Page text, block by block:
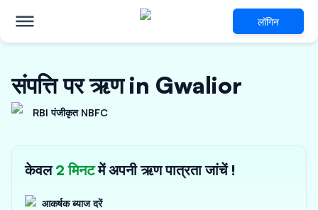
लॉगिन
संपत्ति पर ऋण in Gwalior
RBI पंजीकृत NBFC
केवल2 मिनटमें अपनी ऋण पात्रता जांचें !
आकर्षक ब्याज दरें